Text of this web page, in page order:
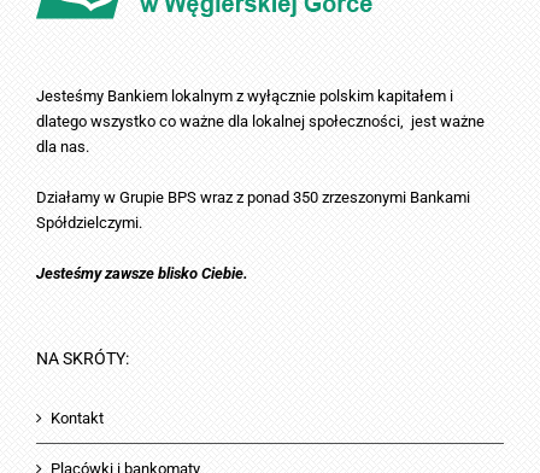
Jesteśmy Bankiem lokalnym z wyłącznie polskim kapitałem i
dlatego wszystko co ważne dla lokalnej społeczności, jest ważne
dla nas.
Działamy w Grupie BPS wraz z ponad 350 zrzeszonymi Bankami
Spółdzielczymi.
Jesteśmy zawsze blisko Ciebie.
NA SKRÓTY:
Kontakt
Placówki i bankomaty